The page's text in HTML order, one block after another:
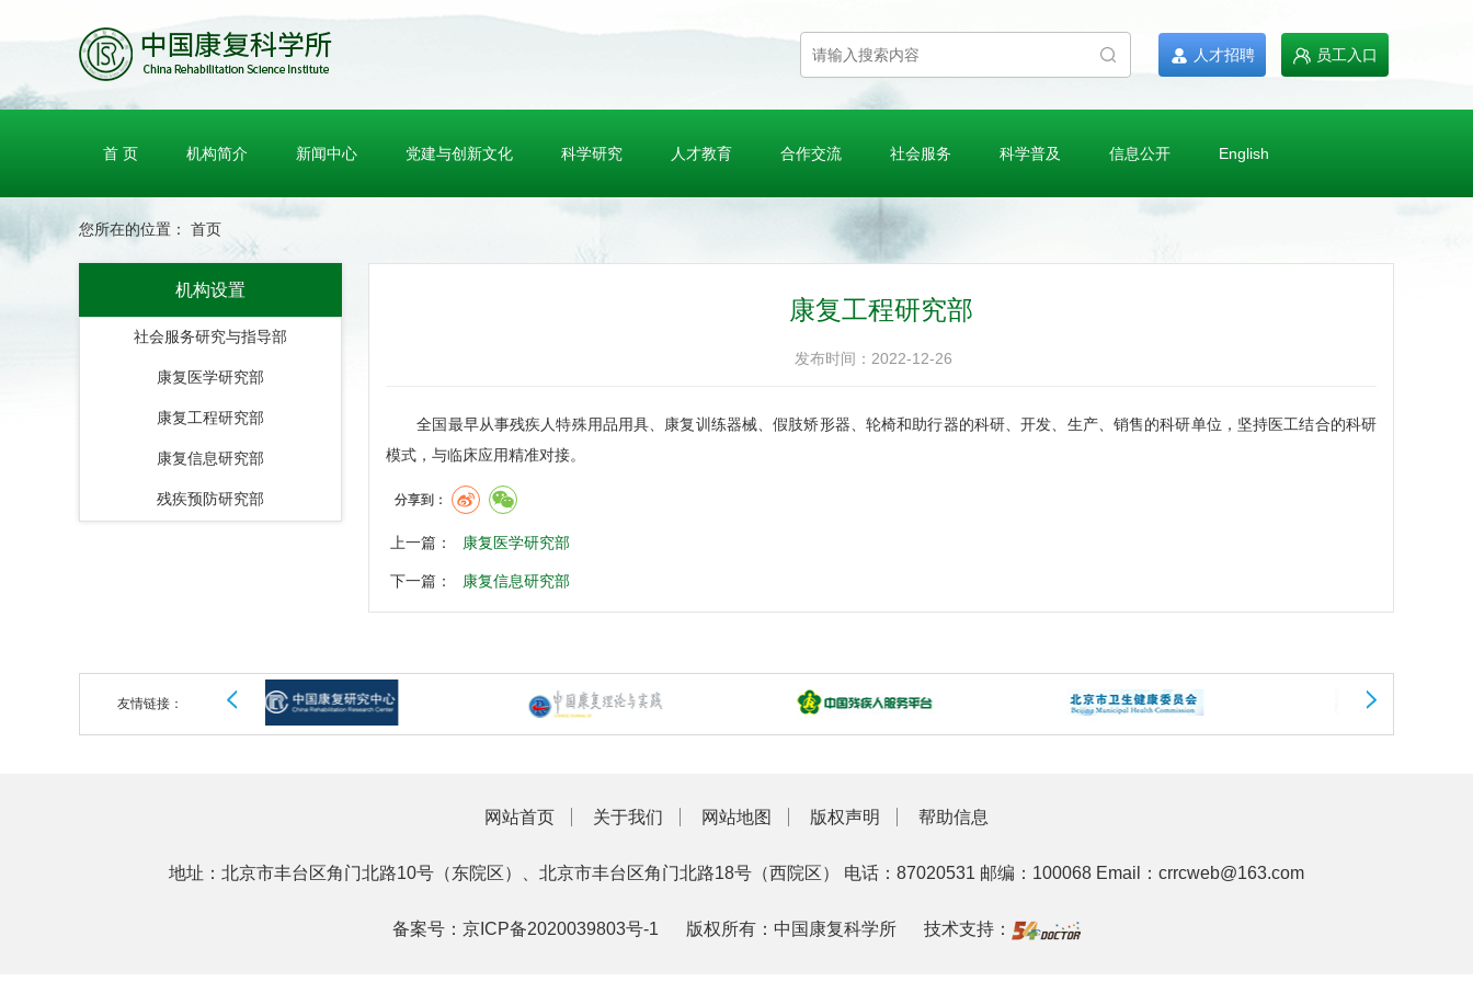
人才招聘 员工入口
首 页 机构简介 新闻中心 党建与创新文化 科学研究 人才教育 合作交流 社会服务 科学普及 信息公开 English
您所在的位置： 首页
机构设置
社会服务研究与指导部
康复医学研究部
康复工程研究部
康复信息研究部
残疾预防研究部
康复工程研究部
发布时间：2022-12-26
全国最早从事残疾人特殊用品用具、康复训练器械、假肢矫形器、轮椅和助行器的科研、开发、生产、销售的科研单位，坚持医工结合的科研
模式，与临床应用精准对接。
分享到：
上一篇： 康复医学研究部
下一篇： 康复信息研究部
友情链接：
网站首页 关于我们 网站地图 版权声明 帮助信息
地址：北京市丰台区角门北路10号（东院区）、北京市丰台区角门北路18号（西院区） 电话：87020531 邮编：100068 Email：crrcweb@163.com
备案号： 京ICP备2020039803号-1 版权所有：中国康复科学所 技术支持：